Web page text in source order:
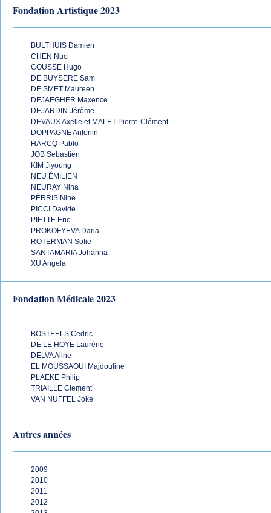
Fondation Artistique 2023
BULTHUIS Damien
CHEN Nuo
COUSSE Hugo
DE BUYSERE Sam
DE SMET Maureen
DEJAEGHER Maxence
DEJARDIN Jérôme
DEVAUX Axelle et MALET Pierre-Clément
DOPPAGNE Antonin
HARCQ Pablo
JOB Sebastien
KIM Jiyoung
NEU ÉMILIEN
NEURAY Nina
PERRIS Nine
PICCI Davide
PIETTE Eric
PROKOFYEVA Daria
ROTERMAN Sofie
SANTAMARIA Johanna
XU Angela
Fondation Médicale 2023
BOSTEELS Cedric
DE LE HOYE Laurène
DELVA Aline
EL MOUSSAOUI Majdouline
PLAEKE Philip
TRIAILLE Clement
VAN NUFFEL Joke
Autres années
2009
2010
2011
2012